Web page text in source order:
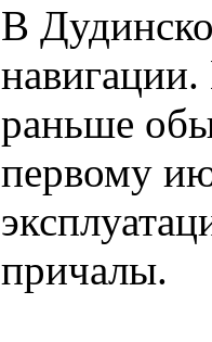
В
навигации.
раньше
первому
причалы.